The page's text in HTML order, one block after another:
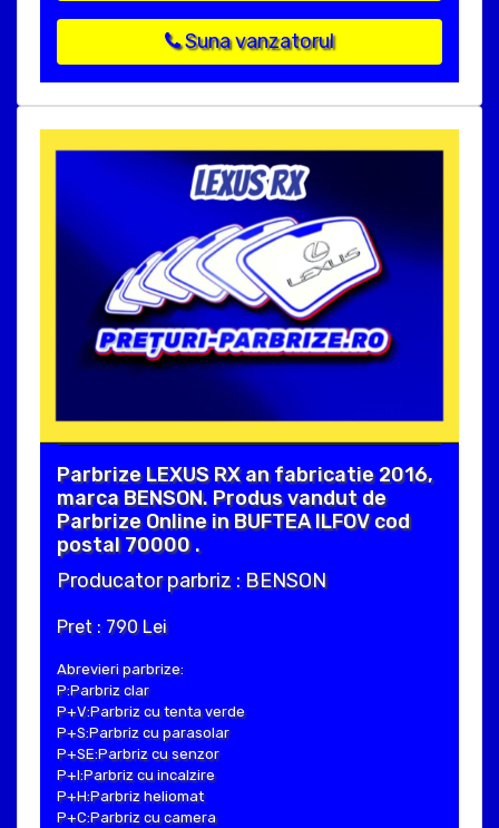
Suna vanzatorul
Parbrize LEXUS RX an fabricatie 2016,
marca BENSON. Produs vandut de
Parbrize Online in BUFTEA ILFOV cod
postal 70000 .
Producator parbriz : BENSON
Pret : 790 Lei
Abrevieri parbrize:
P:Parbriz clar
P+V:Parbriz cu tenta verde
P+S:Parbriz cu parasolar
P+SE:Parbriz cu senzor
P+I:Parbriz cu incalzire
P+H:Parbriz heliomat
P+C:Parbriz cu camera